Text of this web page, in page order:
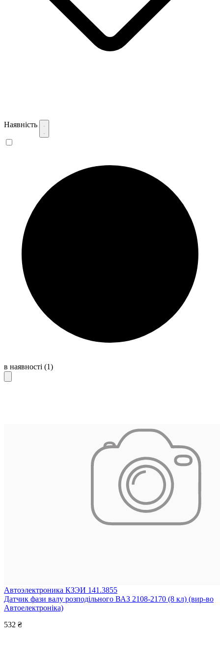
Наявність
в наявності (1)
Автоэлектроника КЗЭИ 141.3855
Датчик фази валу розподільного ВАЗ 2108-2170 (8 кл) (вир-во
Автоелектроніка)
532 ₴